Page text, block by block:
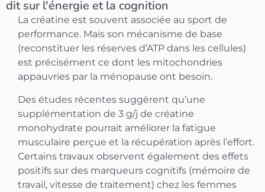
dit sur l'énergie et la cognition
La créatine est souvent associée au sport de
performance. Mais son mécanisme de base
(reconstituer les réserves d’ATP dans les cellules)
est précisément ce dont les mitochondries
appauvries par la ménopause ont besoin.
Des études récentes suggèrent qu’une
supplémentation de 3 g/j de créatine
monohydrate pourrait améliorer la fatigue
musculaire perçue et la récupération après l’effort.
Certains travaux observent également des effets
positifs sur des marqueurs cognitifs (mémoire de
travail, vitesse de traitement) chez les femmes